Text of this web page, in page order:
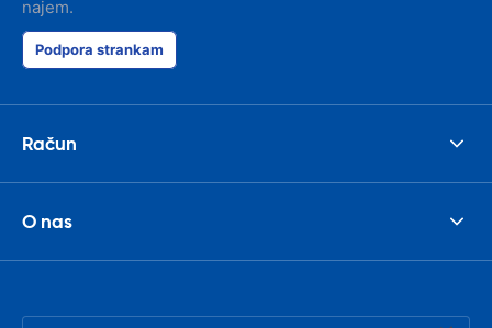
najem.
Podpora strankam
Račun
O nas